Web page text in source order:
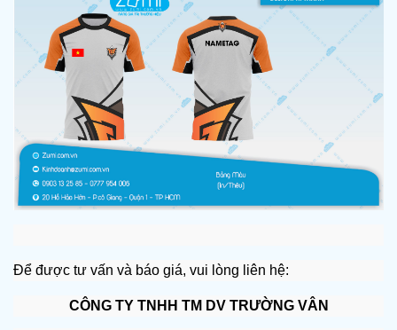
Để được tư vấn và báo giá, vui lòng liên hệ:
CÔNG TY TNHH TM DV TRƯỜNG VÂN